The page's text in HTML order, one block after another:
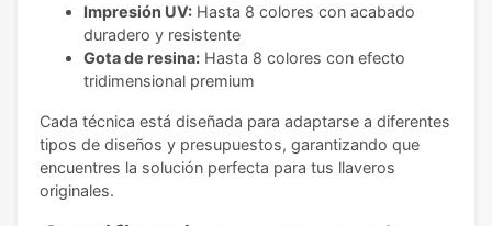
Impresión UV: Hasta 8 colores con acabado
duradero y resistente
Gota de resina: Hasta 8 colores con efecto
tridimensional premium
Cada técnica está diseñada para adaptarse a diferentes
tipos de diseños y presupuestos, garantizando que
encuentres la solución perfecta para tus llaveros
originales.